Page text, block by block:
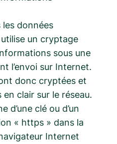
données
un cryptage
sous une
l’envoi sur Internet.
donc cryptées et
clair sur le réseau.
d’une clé ou d’un
« https » dans la
Internet